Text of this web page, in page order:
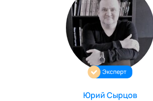
Технологии стратегического
Трансперсональная психология
Фасилитация и модерация
Эксперт
Юрий Сырцов